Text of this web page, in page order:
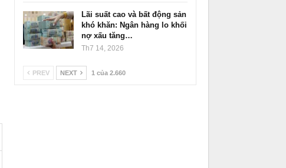
Lãi suất cao và bất động sản
khó khăn: Ngân hàng lo khối
nợ xấu tăng…
Th7 14, 2026
PREV NEXT 1 của 2.660